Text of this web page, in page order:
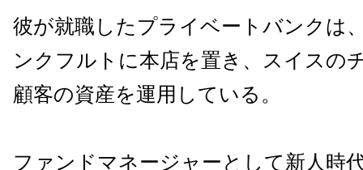
彼が就職したプライベートバンクは
ンクフルトに本店を置き、スイスの
顧客の資産を運用している。
ファンドマネージャーとして新人時